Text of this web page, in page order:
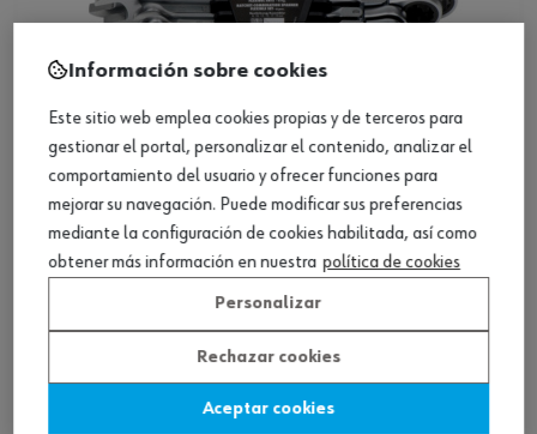
Surtido llaves combinadas carraca, 6 pz.
Información sobre cookies
Este sitio web emplea cookies propias y de terceros para
gestionar el portal, personalizar el contenido, analizar el
comportamiento del usuario y ofrecer funciones para
mejorar su navegación. Puede modificar sus preferencias
mediante la configuración de cookies habilitada, así como
obtener más información en nuestra política de cookies
Personalizar
Rechazar cookies
Aceptar cookies